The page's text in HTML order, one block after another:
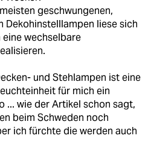
geschwungenen,
Dekohinstelllampen liese sich
wechselbare
und Stehlampen ist eine
für mich ein
... wie der Artikel schon sagt,
beim Schweden noch
ich fürchte die werden auch